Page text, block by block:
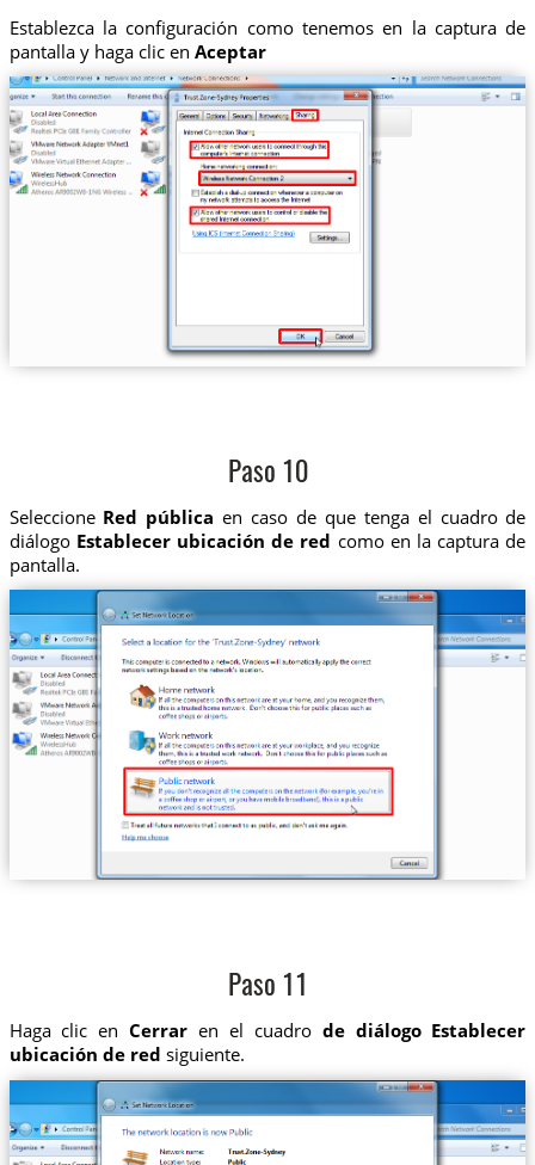
Establezca la configuración como tenemos en la captura de
pantalla y haga clic en Aceptar
Paso 10
Seleccione Red pública en caso de que tenga el cuadro de
diálogo Establecer ubicación de red como en la captura de
pantalla.
Paso 11
Haga clic enCerrar en el cuadro de diálogo Establecer
ubicación de red siguiente.